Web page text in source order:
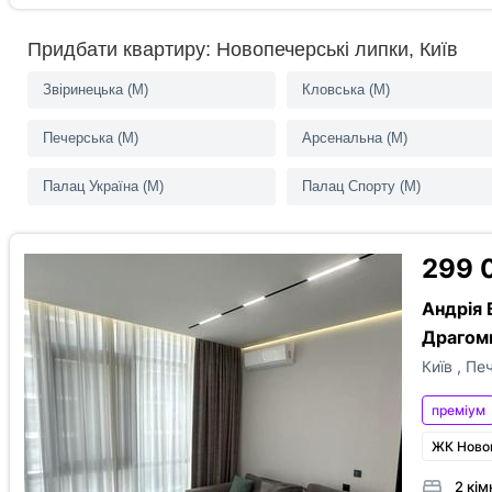
Є вода Є газ Є
Працює ліфт
Резервне
живлення
Супер фільтри
Переуступка Без комісії єОселя
З
спальня з
життя
Придбати квартиру: Новопечерські липки, Київ
Звіринецька (M)
Печерська (M)
Палац Україна (M)
Кловська (M)
Арсенальна (M)
Палац Спорту (M)
299
Андрія
Київ ,
преміум
ЖК
2